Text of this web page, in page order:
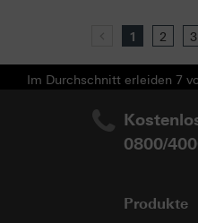
Previous
1 2 3
Im Durchschnitt erleiden 7
0800/
Produkte